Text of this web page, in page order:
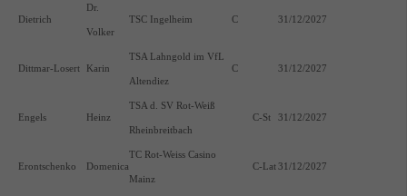
Dietrich
Dr.
Volker
TSC Ingelheim C 31/12/2027
Dittmar-Losert Karin
TSA Lahngold im VfL
Altendiez
C 31/12/2027
Engels Heinz
TSA d. SV Rot-Weiß
Rheinbreitbach
C-St 31/12/2027
Erontschenko Domenica
TC Rot-Weiss Casino
Mainz
C-Lat31/12/2027